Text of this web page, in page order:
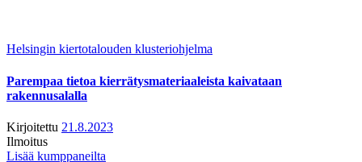
Helsingin kiertotalouden klusteriohjelma
Parempaa tietoa kierrätysmateriaaleista kaivataan
rakennusalalla
Kirjoitettu 21.8.2023
Ilmoitus
Lisää kumppaneilta